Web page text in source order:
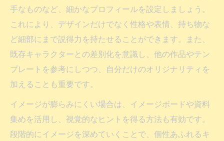
手なものなど、細かなプロフィールを設定しましょう。
これにより、デザインだけでなく性格や表情、持ち物な
ど細部にまで説得力を持たせることができます。また、
既存キャラクターとの差別化を意識し、他の作品やテン
プレートを参考にしつつ、自分だけのオリジナリティを
加えることも重要です。
イメージが膨らみにくい場合は、イメージボードや資料
集めを活用し、視覚的なヒントを得る方法も有効です。
段階的にイメージを深めていくことで、個性あふれるキ